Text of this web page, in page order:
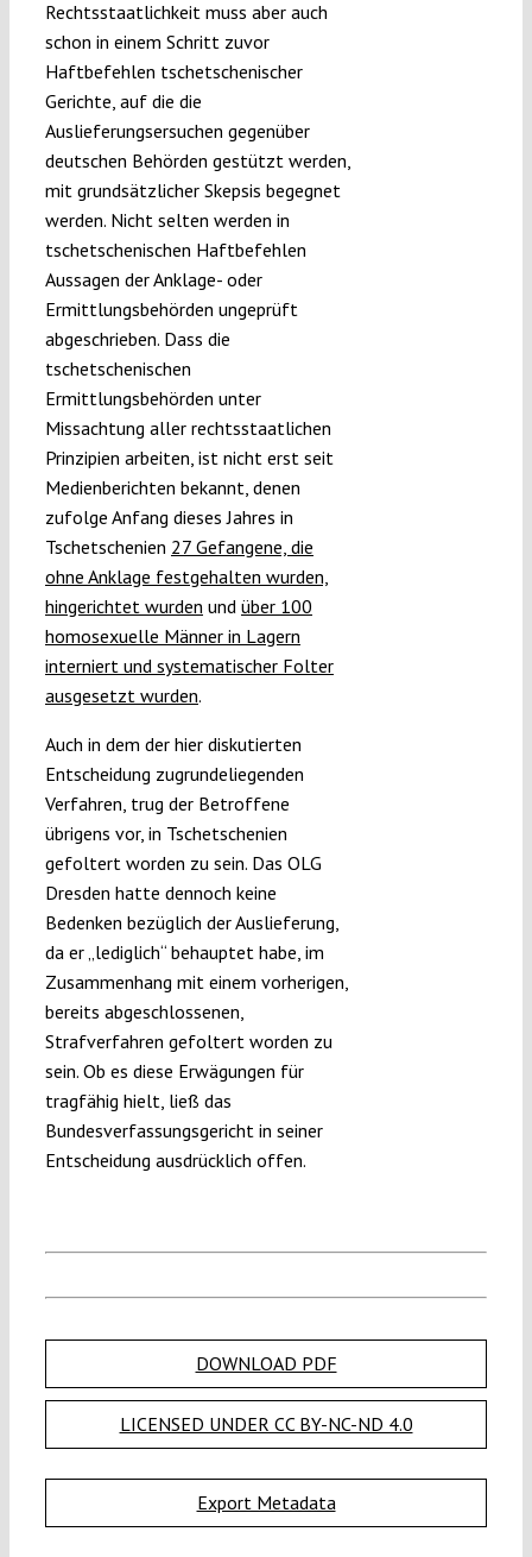
Rechtsstaatlichkeit muss aber auch
schon in einem Schritt zuvor
Haftbefehlen tschetschenischer
Gerichte, auf die die
Auslieferungsersuchen gegenüber
deutschen Behörden gestützt werden,
mit grundsätzlicher Skepsis begegnet
werden. Nicht selten werden in
tschetschenischen Haftbefehlen
Aussagen der Anklage- oder
Ermittlungsbehörden ungeprüft
abgeschrieben. Dass die
tschetschenischen
Ermittlungsbehörden unter
Missachtung aller rechtsstaatlichen
Prinzipien arbeiten, ist nicht erst seit
Medienberichten bekannt, denen
zufolge Anfang dieses Jahres in
Tschetschenien 27 Gefangene, die
ohne Anklage festgehalten wurden,
hingerichtet wurden und über 100
homosexuelle Männer in Lagern
interniert und systematischer Folter
ausgesetzt wurden.
Auch in dem der hier diskutierten
Entscheidung zugrundeliegenden
Verfahren, trug der Betroffene
übrigens vor, in Tschetschenien
gefoltert worden zu sein. Das OLG
Dresden hatte dennoch keine
Bedenken bezüglich der Auslieferung,
da er „lediglich“ behauptet habe, im
Zusammenhang mit einem vorherigen,
bereits abgeschlossenen,
Strafverfahren gefoltert worden zu
sein. Ob es diese Erwägungen für
tragfähig hielt, ließ das
Bundesverfassungsgericht in seiner
Entscheidung ausdrücklich offen.
DOWNLOAD PDF
LICENSED UNDER CC BY-NC-ND 4.0
Export Metadata